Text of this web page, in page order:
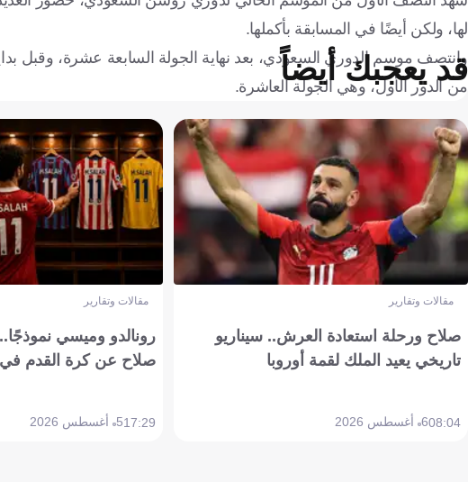
لها، ولكن أيضًا في المسابقة بأكملها.
وانتصف موسم الدوري السعودي، بعد نهاية الجولة السابعة عشرة، وقبل
من الدور الأول، وهي الجولة العاشرة.
قد يعجبك أيضاً
مقالات وتقارير
صلاح ورحلة استعادة العرش.. سيناريو
تاريخي يعيد الملك لقمة أوروبا
08:046 أغسطس 2026
مقالات وتقارير
رونالدو وميسي
صلاح عن كرة القدم
17:295 أغسطس 2026